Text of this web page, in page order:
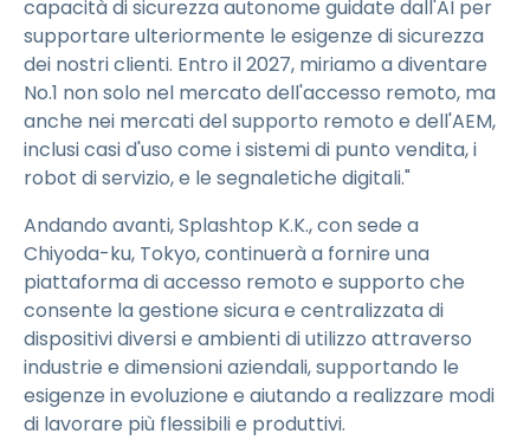
capacità di sicurezza autonome guidate dall'AI per
supportare ulteriormente le esigenze di sicurezza
dei nostri clienti. Entro il 2027, miriamo a diventare
No.1 non solo nel mercato dell'accesso remoto, ma
anche nei mercati del supporto remoto e dell'AEM,
inclusi casi d'uso come i sistemi di punto vendita, i
robot di servizio, e le segnaletiche digitali."
Andando avanti, Splashtop K.K., con sede a
Chiyoda-ku, Tokyo, continuerà a fornire una
piattaforma di accesso remoto e supporto che
consente la gestione sicura e centralizzata di
dispositivi diversi e ambienti di utilizzo attraverso
industrie e dimensioni aziendali, supportando le
esigenze in evoluzione e aiutando a realizzare modi
di lavorare più flessibili e produttivi.